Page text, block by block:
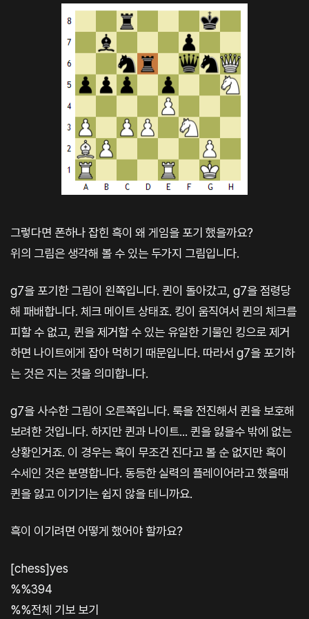
그렇다면 폰하나 잡힌 흑이 왜 게임을 포기 했을까요?
위의 그림은 생각해 볼 수 있는 두가지 그림입니다.
g7을 포기한 그림이 왼쪽입니다. 퀸이 돌아갔고, g7을 점령당
해 패배합니다. 체크 메이트 상태죠. 킹이 움직여서 퀸의 체크를
피할 수 없고, 퀸을 제거할 수 있는 유일한 기물인 킹으로 제거
하면 나이트에게 잡아 먹히기 때문입니다. 따라서 g7을 포기하
는 것은 지는 것을 의미합니다.
g7을 사수한 그림이 오른쪽입니다. 룩을 전진해서 퀸을 보호해
보려한 것입니다. 하지만 퀸과 나이트... 퀸을 잃을수 밖에 없는
상황인거죠. 이 경우는 흑이 무조건 진다고 볼 순 없지만 흑이
수세인 것은 분명합니다. 동등한 실력의 플레이어라고 했을때
퀸을 잃고 이기기는 쉽지 않을 테니까요.
흑이 이기려면 어떻게 했어야 할까요?
[chess]yes
%%394
%%전체 기보 보기